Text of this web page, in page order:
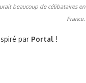
beaucoup de célibataires en
France.
par Portal !